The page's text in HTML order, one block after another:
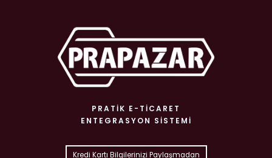
PRATIK E-TICARET
ENTEGRASYON SISTEMI
Kredi Kartı Bilgilerinizi Paylaşmadan